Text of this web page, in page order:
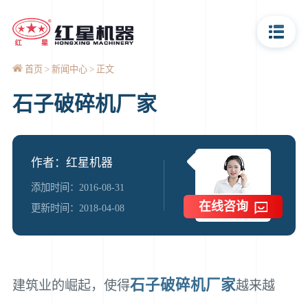
首页 新闻中心 正文
石子破碎机厂家
作者：红星机器
添加时间：2016-08-31
更新时间：2018-04-08
在线咨询
建筑业的崛起，使得石子破碎机厂家越来越